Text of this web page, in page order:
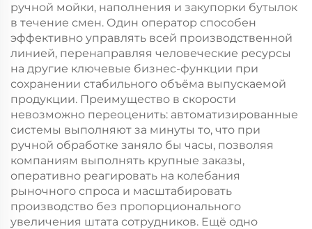
ручной мойки, наполнения и закупорки бутылок
в течение смен. Один оператор способен
эффективно управлять всей производственной
линией, перенаправляя человеческие ресурсы
на другие ключевые бизнес-функции при
сохранении стабильного объёма выпускаемой
продукции. Преимущество в скорости
невозможно переоценить: автоматизированные
системы выполняют за минуты то, что при
ручной обработке заняло бы часы, позволяя
компаниям выполнять крупные заказы,
оперативно реагировать на колебания
рыночного спроса и масштабировать
производство без пропорционального
увеличения штата сотрудников. Ещё одно